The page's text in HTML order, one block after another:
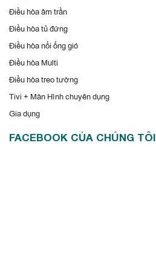
Điều hòa âm trần
Điều hòa tủ đứng
Điều hòa nối ống gió
Điều hòa Multi
Điều hòa treo tường
Tivi + Màn Hình chuyên dụng
Gia dụng
FACEBOOK CỦA CHÚNG TÔI